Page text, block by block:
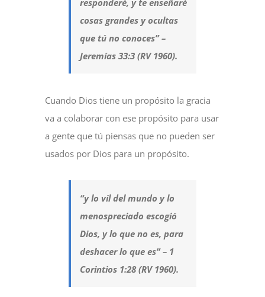
responderé, y te enseñaré
cosas grandes y ocultas
que tú no conoces” –
Jeremías 33:3 (RV 1960).
Cuando Dios tiene un propósito la gracia
va a colaborar con ese propósito para usar
a gente que tú piensas que no pueden ser
usados por Dios para un propósito.
“y lo vil del mundo y lo
menospreciado escogió
Dios, y lo que no es, para
deshacer lo que es” – 1
Corintios 1:28 (RV 1960).